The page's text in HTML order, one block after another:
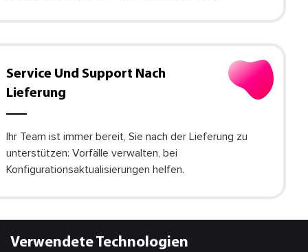
Service Und Support Nach
Lieferung
Ihr Team ist immer bereit, Sie nach der Lieferung zu
unterstützen: Vorfälle verwalten, bei
Konfigurationsaktualisierungen helfen.
Verwendete Technologien